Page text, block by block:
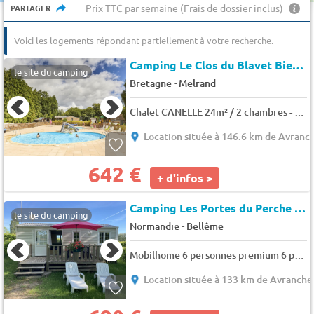
PARTAGER Prix TTC par semaine (Frais de dossier inclus)
Voici les logements répondant partiellement à votre recherche.
le site du camping Camping Le Clos du Blavet Bieuzy
Bretagne- Melrand
Location située à 146.6 km de
642 € + d'infos >
le site du camping Camping Les Portes du Perche (Mamers à 15 km)
Normandie- Bellême
Mobilhome 6 personnes premium 6 pers.
Location située à 133 km de